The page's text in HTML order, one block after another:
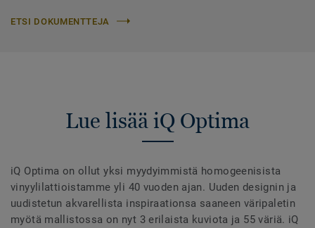
ETSI DOKUMENTTEJA
Lue lisää iQ Optima
iQ Optima on ollut yksi myydyimmistä homogeenisista
vinyylilattioistamme yli 40 vuoden ajan. Uuden designin ja
uudistetun akvarellista inspiraationsa saaneen väripaletin
myötä mallistossa on nyt 3 erilaista kuviota ja 55 väriä. iQ